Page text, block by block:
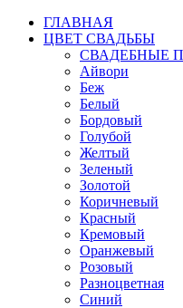
ГЛАВНАЯ
ЦВЕТ СВАДЬБЫ
СВАДЕБНЫЕ
Айвори
Беж
Белый
Бордовый
Голубой
Желтый
Зеленый
Золотой
Коричневый
Красный
Кремовый
Оранжевый
Розовый
Разноцветная
Синий